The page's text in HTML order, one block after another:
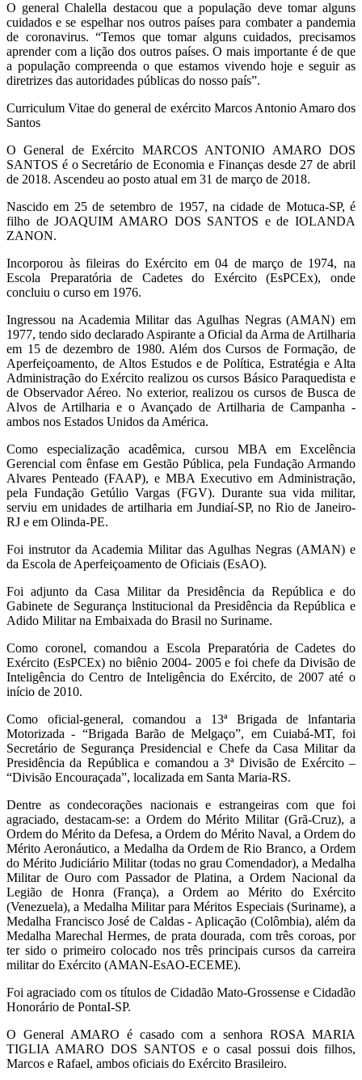
O general Chalella destacou que a população deve tomar alguns
cuidados e se espelhar nos outros países para combater a pandemia
de coronavirus. “Temos que tomar alguns cuidados, precisamos
aprender com a lição dos outros países. O mais importante é de que
a população compreenda o que estamos vivendo hoje e seguir as
diretrizes das autoridades públicas do nosso país”.
Curriculum Vitae do general de exército Marcos Antonio Amaro dos
Santos
O General de Exército MARCOS ANTONIO AMARO DOS
SANTOS é o Secretário de Economia e Finanças desde 27 de abril
de 2018. Ascendeu ao posto atual em 31 de março de 2018.
Nascido em 25 de setembro de 1957, na cidade de Motuca-SP, é
filho de JOAQUIM AMARO DOS SANTOS e de IOLANDA
ZANON.
Incorporou às fileiras do Exército em 04 de março de 1974, na
Escola Preparatória de Cadetes do Exército (EsPCEx), onde
concluiu o curso em 1976.
Ingressou na Academia Militar das Agulhas Negras (AMAN) em
1977, tendo sido declarado Aspirante a Oficial da Arma de Artilharia
em 15 de dezembro de 1980. Além dos Cursos de Formação, de
Aperfeiçoamento, de Altos Estudos e de Política, Estratégia e Alta
Administração do Exército realizou os cursos Básico Paraquedista e
de Observador Aéreo. No exterior, realizou os cursos de Busca de
Alvos de Artilharia e o Avançado de Artilharia de Campanha -
ambos nos Estados Unidos da América.
Como especialização acadêmica, cursou MBA em Excelência
Gerencial com ênfase em Gestão Pública, pela Fundação Armando
Alvares Penteado (FAAP), e MBA Executivo em Administração,
pela Fundação Getúlio Vargas (FGV). Durante sua vida militar,
serviu em unidades de artilharia em Jundiaí-SP, no Rio de Janeiro-
RJ e em Olinda-PE.
Foi instrutor da Academia Militar das Agulhas Negras (AMAN) e
da Escola de Aperfeiçoamento de Oficiais (EsAO).
Foi adjunto da Casa Militar da Presidência da República e do
Gabinete de Segurança lnstitucional da Presidência da República e
Adido Militar na Embaixada do Brasil no Suriname.
Como coronel, comandou a Escola Preparatória de Cadetes do
Exército (EsPCEx) no biênio 2004- 2005 e foi chefe da Divisão de
Inteligência do Centro de Inteligência do Exército, de 2007 até o
início de 2010.
Como oficial-general, comandou a 13ª Brigada de lnfantaria
Motorizada - “Brigada Barão de Melgaço”, em Cuiabá-MT, foi
Secretário de Segurança Presidencial e Chefe da Casa Militar da
Presidência da República e comandou a 3ª Divisão de Exército –
“Divisão Encouraçada”, localizada em Santa Maria-RS.
Dentre as condecorações nacionais e estrangeiras com que foi
agraciado, destacam-se: a Ordem do Mérito Militar (Grã-Cruz), a
Ordem do Mérito da Defesa, a Ordem do Mérito Naval, a Ordem do
Mérito Aeronáutico, a Medalha da Ordem de Rio Branco, a Ordem
do Mérito Judiciário Militar (todas no grau Comendador), a Medalha
Militar de Ouro com Passador de Platina, a Ordem Nacional da
Legião de Honra (França), a Ordem ao Mérito do Exército
(Venezuela), a Medalha Militar para Méritos Especiais (Suriname), a
Medalha Francisco José de Caldas - Aplicação (Colômbia), além da
Medalha Marechal Hermes, de prata dourada, com três coroas, por
ter sido o primeiro colocado nos três principais cursos da carreira
militar do Exército (AMAN-EsAO-ECEME).
Foi agraciado com os títulos de Cidadão Mato-Grossense e Cidadão
Honorário de PontaI-SP.
O General AMARO é casado com a senhora ROSA MARIA
TIGLIA AMARO DOS SANTOS e o casal possui dois filhos,
Marcos e Rafael, ambos oficiais do Exército Brasileiro.